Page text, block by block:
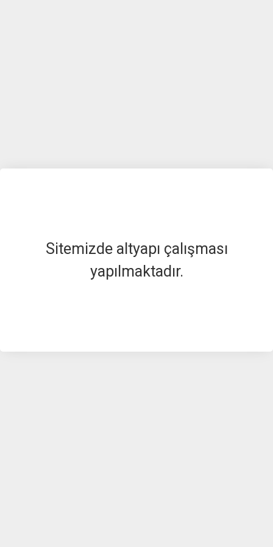
Sitemizde altyapı çalışması
yapılmaktadır.